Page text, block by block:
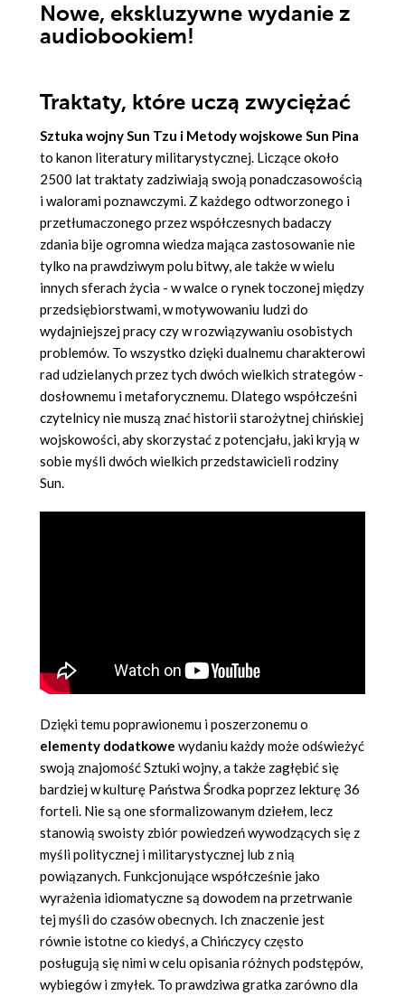
Nowe, ekskluzywne wydanie z
audiobookiem!
Traktaty, które uczą zwyciężać
Sztuka wojny Sun Tzu i Metody wojskowe Sun Pina
to kanon literatury militarystycznej. Liczące około
2500 lat traktaty zadziwiają swoją ponadczasowością
i walorami poznawczymi. Z każdego odtworzonego i
przetłumaczonego przez współczesnych badaczy
zdania bije ogromna wiedza mająca zastosowanie nie
tylko na prawdziwym polu bitwy, ale także w wielu
innych sferach życia - w walce o rynek toczonej między
przedsiębiorstwami, w motywowaniu ludzi do
wydajniejszej pracy czy w rozwiązywaniu osobistych
problemów. To wszystko dzięki dualnemu charakterowi
rad udzielanych przez tych dwóch wielkich strategów -
dosłownemu i metaforycznemu. Dlatego współcześni
czytelnicy nie muszą znać historii starożytnej chińskiej
wojskowości, aby skorzystać z potencjału, jaki kryją w
sobie myśli dwóch wielkich przedstawicieli rodziny
Sun.
Dzięki temu poprawionemu i poszerzonemu o
elementy dodatkowe wydaniu każdy może odświeżyć
swoją znajomość Sztuki wojny, a także zagłębić się
bardziej w kulturę Państwa Środka poprzez lekturę 36
forteli. Nie są one sformalizowanym dziełem, lecz
stanowią swoisty zbiór powiedzeń wywodzących się z
myśli politycznej i militarystycznej lub z nią
powiązanych. Funkcjonujące współcześnie jako
wyrażenia idiomatyczne są dowodem na przetrwanie
tej myśli do czasów obecnych. Ich znaczenie jest
równie istotne co kiedyś, a Chińczycy często
posługują się nimi w celu opisania różnych podstępów,
wybiegów i zmyłek. To prawdziwa gratka zarówno dla